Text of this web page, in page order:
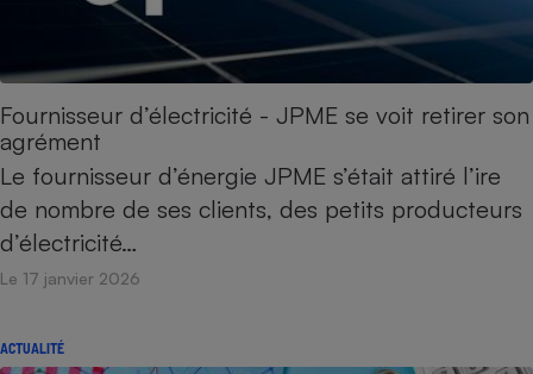
Fournisseur d’électricité - JPME se voit retirer son
agrément
Le fournisseur d’énergie JPME s’était attiré l’ire
de nombre de ses clients, des petits producteurs
d’électricité…
Le 17 janvier 2026
ACTUALITÉ